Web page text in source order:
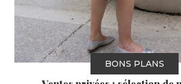
BONS PLANS